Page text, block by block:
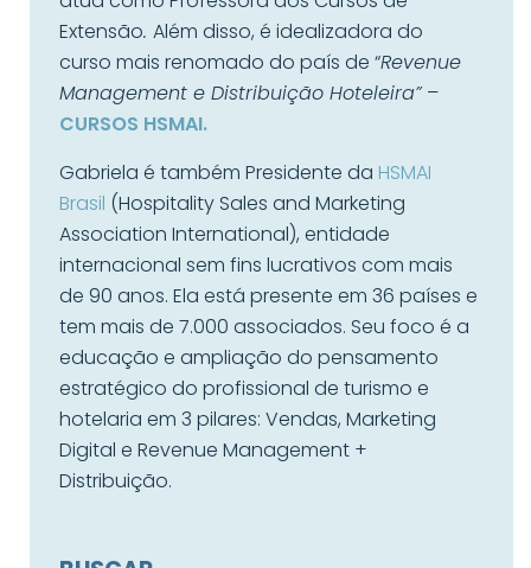
Extensão. Além disso, é idealizadora do
curso mais renomado do país de “Revenue
Management e Distribuição Hoteleira”–
CURSOS HSMAI.
Gabriela é também Presidente da HSMAI
Brasil (Hospitality Sales and Marketing
Association International), entidade
internacional sem fins lucrativos com mais
de 90 anos. Ela está presente em 36 países e
tem mais de 7.000 associados. Seu foco é a
educação e ampliação do pensamento
estratégico do profissional de turismo e
hotelaria em 3 pilares: Vendas, Marketing
Digital e Revenue Management +
Distribuição.